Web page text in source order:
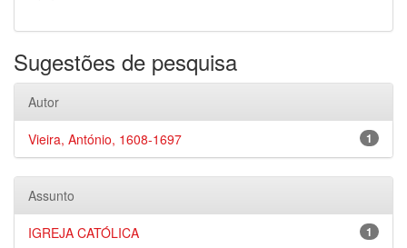
Sugestões de pesquisa
Autor
1
Vieira, António, 1608-1697
Assunto
1
IGREJA CATÓLICA